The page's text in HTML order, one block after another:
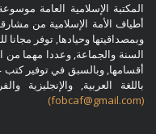
المكتبة الإسلامية العامة
أطياف الأمة الإسلامية من
وبمصداقيتها وحيادها, توفر
السنة والجماعة, وعددا مهما من
أقسامها, وبالسبق في توفير كتب
باللغة العربية, والإنجليزية
(fobcaf@gmail.com)